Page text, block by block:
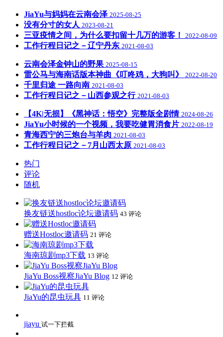
JiaYu与妈妈在云南会泽 2025-08-25
没有分寸的女人 2023-08-21
三亚疫情之间，为什么要扣留十几万的游客！ 2022-08-09
工作行程日记之－辽宁丹东 2021-08-03
云南会泽金钟山的野果 2025-08-15
雷公马与海南话版本神曲《叮咚鸡，大狗叫》 2022-08-20
千里归途 一路向南 2021-08-03
工作行程日记之－山西参观之行 2021-08-03
【4K|无损】《黑神话：悟空》完整版全剧情 2024-08-26
JiaYu小时候的一个视频，我要吃健胃消食片 2022-08-19
青海西宁的三炮台与羊肉 2021-08-03
工作行程日记之－7月山西太原 2021-08-03
热门
评论
随机
换友链送hostloc论坛邀请码 43 评论
赠送Hostloc邀请码 21 评论
海南琼剧mp3下载 13 评论
JiaYu Boss视察JiaYu Blog 12 评论
JiaYu的昆虫玩具 11 评论
jiayu 试一下拦截